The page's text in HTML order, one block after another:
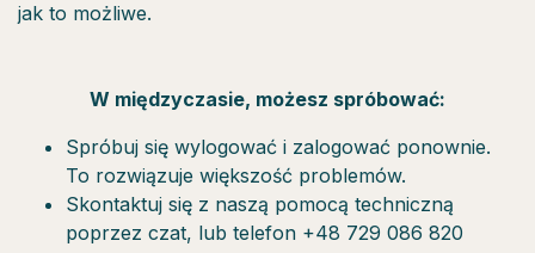
jak to możliwe.
W międzyczasie, możesz spróbować:
Spróbuj się wylogować i zalogować ponownie.
To rozwiązuje większość problemów.
Skontaktuj się z naszą pomocą techniczną
poprzez czat, lub telefon +48 729 086 820